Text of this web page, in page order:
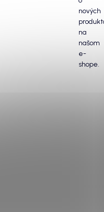
nových
na
našom
e-
shope.